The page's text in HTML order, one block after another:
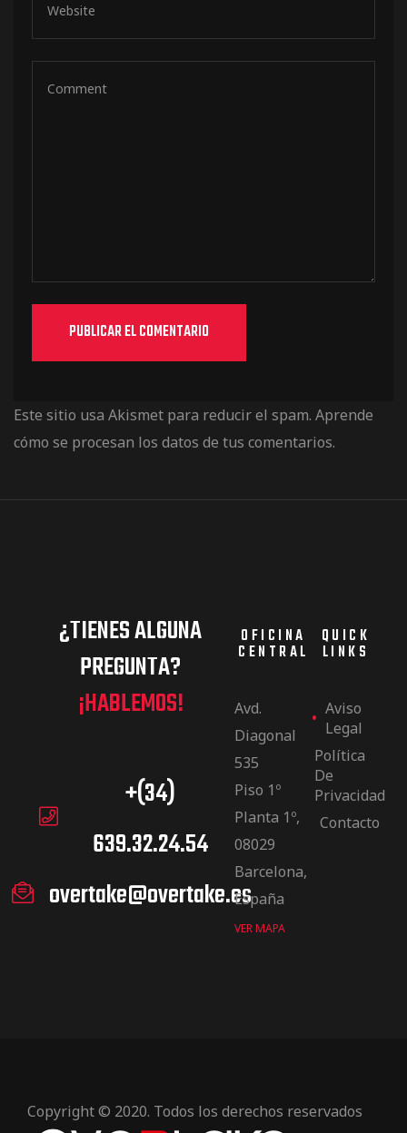
Este sitio usa Akismet para reducir el spam. Aprende
cómo se procesan los datos de tus comentarios.
¿TIENES ALGUNA
PREGUNTA?
¡HABLEMOS!
+(34)
639.32.24.54
overtake@overtake.es
OFICINA
CENTRAL
Avd.
Diagonal
535
Piso 1º
Planta 1º,
08029
Barcelona,
España
VER MAPA
QUICK
LINKS
Aviso
Legal
Política
De
Privacidad
Contacto
Copyright © 2020. Todos los derechos reservados